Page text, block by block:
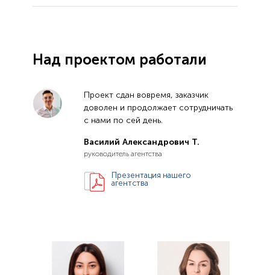
Над проектом работали
Проект сдан вовремя, заказчик
доволен и продолжает сотрудничать
с нами по сей день.
Василий Александрович Т.
руководитель агентства
Презентация нашего
агентства